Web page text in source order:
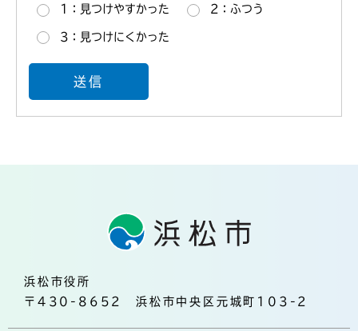
1：見つけやすかった 2：ふつう
3：見つけにくかった
浜松市役所
〒430-8652 浜松市中央区元城町103-2